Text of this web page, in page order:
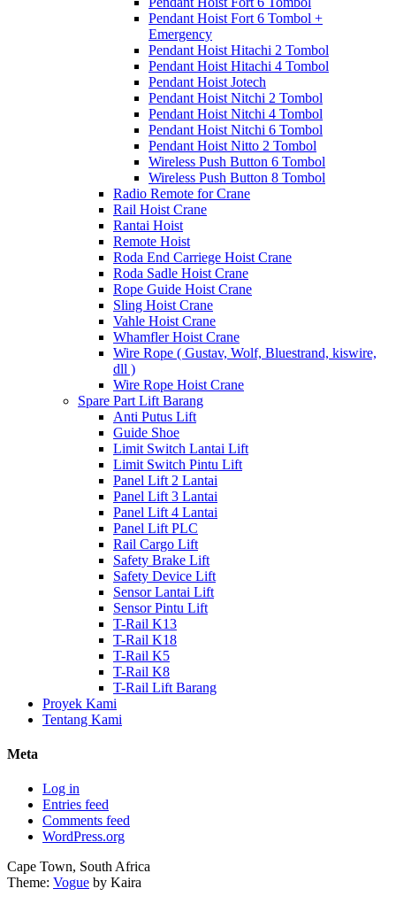
Pendant Hoist Fort 6 Tombol +
Emergency
Pendant Hoist Hitachi 2 Tombol
Pendant Hoist Hitachi 4 Tombol
Pendant Hoist Jotech
Pendant Hoist Nitchi 2 Tombol
Pendant Hoist Nitchi 4 Tombol
Pendant Hoist Nitchi 6 Tombol
Pendant Hoist Nitto 2 Tombol
Wireless Push Button 6 Tombol
Wireless Push Button 8 Tombol
Radio Remote for Crane
Rail Hoist Crane
Rantai Hoist
Remote Hoist
Roda End Carriege Hoist Crane
Roda Sadle Hoist Crane
Rope Guide Hoist Crane
Sling Hoist Crane
Vahle Hoist Crane
Whamfler Hoist Crane
Wire Rope ( Gustav, Wolf, Bluestrand, kiswire,
dll )
Wire Rope Hoist Crane
Spare Part Lift Barang
Anti Putus Lift
Guide Shoe
Limit Switch Lantai Lift
Limit Switch Pintu Lift
Panel Lift 2 Lantai
Panel Lift 3 Lantai
Panel Lift 4 Lantai
Panel Lift PLC
Rail Cargo Lift
Safety Brake Lift
Safety Device Lift
Sensor Lantai Lift
Sensor Pintu Lift
T-Rail K13
T-Rail K18
T-Rail K5
T-Rail K8
T-Rail Lift Barang
Proyek Kami
Tentang Kami
Meta
Log in
Entries feed
Comments feed
WordPress.org
Cape Town, South Africa
Theme: Vogue by Kaira